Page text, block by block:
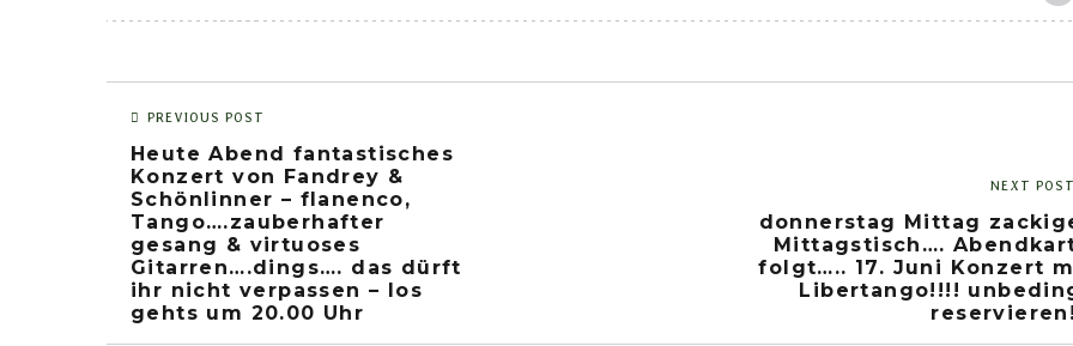
PREVIOUS POST
Heute Abend fantastisches
Konzert von Fandrey &
Schönlinner – flanenco,
Tango….zauberhafter
gesang & virtuoses
Gitarren….dings…. das dürft
ihr nicht verpassen – los
gehts um 20.00 Uhr
NEXT POST
donnerstag Mittag
Mittagstisch….
folgt….. 17. Juni Konzert
Libertango!!!!